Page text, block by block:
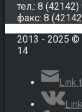
тел.: 8
факс: 8
2013 - 2025 ©
14
Link